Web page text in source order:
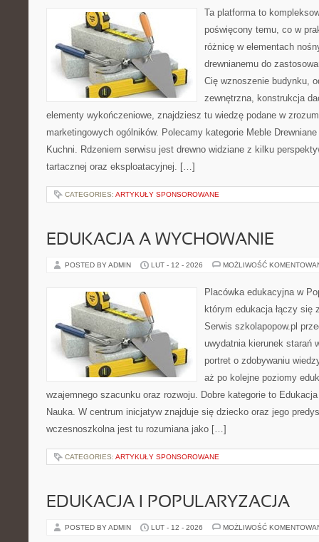
Ta platforma to
poświęcony temu, co w
różnicę w elementach
drewnianemu do
Cię wznoszenie budynku,
zewnętrzna, konstrukcja
elementy wykończeniowe, znajdziesz tu wiedzę podane w
marketingowych ogólników. Polecamy kategorie Meble
Kuchni. Rdzeniem serwisu jest drewno widziane z kilku
tartacznej oraz eksploatacyjnej. […]
CATEGORIES: ARTYKUŁY SPONSOROWANE
EDUKACJA A WYCHOWANIE
POSTED BY ADMIN LUT - 12 - 2026 MOŻLIWOŚĆ
Placówka edukacyjna w
którym edukacja łączy się
Serwis szkolapopow.pl
uwydatnia kierunek starań
portret o zdobywaniu
aż po kolejne poziomy
wzajemnego szacunku oraz rozwoju. Dobre kategorie to
Nauka. W centrum inicjatyw znajduje się dziecko oraz jego
wczesnoszkolna jest tu rozumiana jako […]
CATEGORIES: ARTYKUŁY SPONSOROWANE
EDUKACJA I POPULARYZACJA
POSTED BY ADMIN LUT - 12 - 2026 MOŻLIWOŚĆ